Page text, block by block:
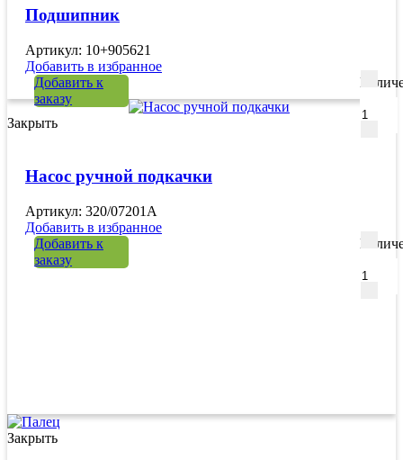
Подшипник
Артикул: 10+905621
Добавить в избранное
Добавить к
заказу
Закрыть
Насос ручной подкачки
Артикул: 320/07201A
Добавить в избранное
Добавить к
заказу
Закрыть